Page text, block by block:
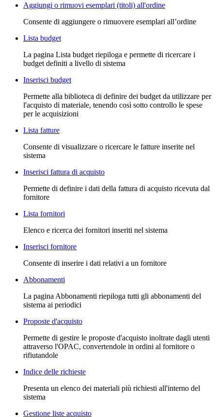
Aggiungi o rimuovi esemplari (titoli) all'ordine
Consente di aggiungere o rimuovere esemplari all’ordine
Lista budget
La pagina Lista budget riepiloga e permette di ricercare i
budget definiti a livello di sistema
Inserisci budget
Permette alla biblioteca di definire dei budget da utilizzare per
l'acquisto di materiale, tenendo così sotto controllo le spese
per le acquisizioni
Lista fatture
Consente di visualizzare o ricercare le fatture inserite nel
sistema
Inserisci fattura di acquisto
Permette di definire i dati della fattura di acquisto ricevuta dal
fornitore
Lista fornitori
Elenco e ricerca dei fornitori inseriti nel sistema
Inserisci fornitore
Consente di inserire i dati relativi a un fornitore
Abbonamenti
La pagina Abbonamenti riepiloga tutti gli abbonamenti del
sistema ai periodici
Proposte d'acquisto
Permette di gestire le proposte d'acquisto inoltrate dagli utenti
attraverso l'OPAC, convertendole in ordini al fornitore o
rifiutandole
Indice delle richieste
Presenta un elenco dei materiali più richiesti all'interno del
sistema
Gestione liste acquisto